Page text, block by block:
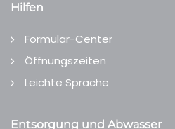
Hilfen
Formular-Center
Öffnungszeiten
Leichte Sprache
Entsorgung und Abwasser